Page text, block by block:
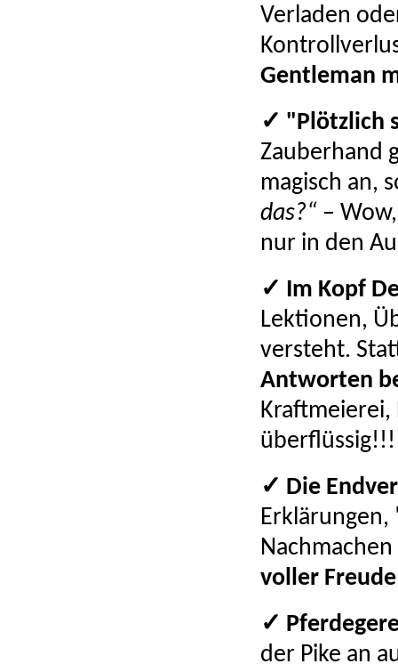
Verladen
Gentleman
✓ "Plötzlich
Zauberhand
magisch an,
das?“ –
nur in den
✓ Im Kopf
Lektionen,
versteht.
Antworten
Kraftmeierei,
✓ Die
Nachmachen
voller Freude
✓
der Pike an